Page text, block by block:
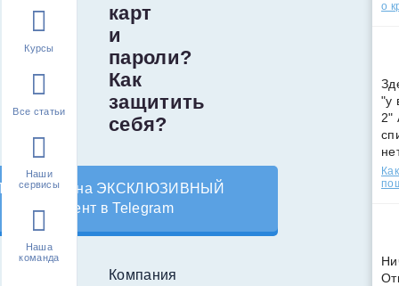
Курсы
Все статьи
Наши
сервисы
Наша
команда
карт
и
пароли?
Как
защитить
себя?
на ЭКСКЛЮЗИВНЫЙ
контент в Telegram
Компания
о
"у
2"